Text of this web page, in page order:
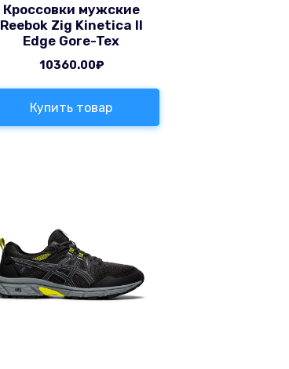
Кроссовки мужские
Reebok Zig Kinetica II
Edge Gore-Tex
10360.00₽
Купить товар